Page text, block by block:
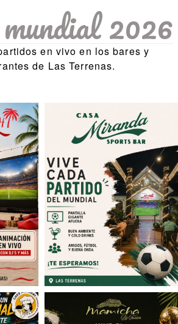
2026
en vivo en los bares y
de Las Terrenas.